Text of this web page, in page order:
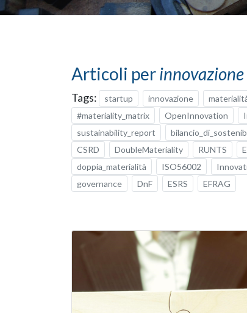
Articoli perinnovazione
Tags: startup innovazione
#materiality_matrix
OpenInnovation
sustainability_report
CSRD
DoubleMateriality RUNTS
doppia_materialità
ISO56002
governance
DnF ESRS EFRAG